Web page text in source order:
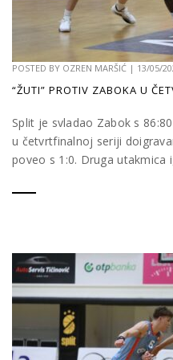
POSTED BY OZREN MARŠIĆ | 13/05/
“ŽUTI” PROTIV ZABOKA U
Split je svladao Zabok s
u četvrtfinalnoj seriji
poveo s 1:0. Druga utakmica